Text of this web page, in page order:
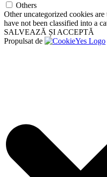
Others
Other uncategorized cookies
have not been classified into a
SALVEAZĂ ȘI ACCEPTĂ
Propulsat de